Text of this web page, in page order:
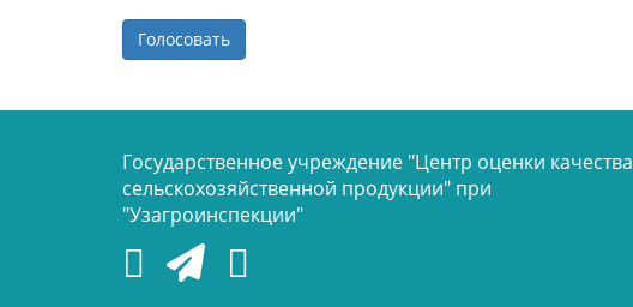
Голосовать
Государственное учреждение "Центр оценки качества
сельскохозяйственной продукции" при
"Узагроинспекции"